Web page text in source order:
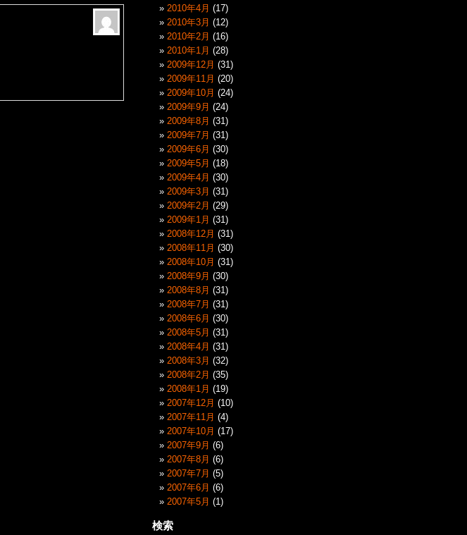
2010年4月 (17)
2010年3月 (12)
2010年2月 (16)
2010年1月 (28)
2009年12月 (31)
2009年11月 (20)
2009年10月 (24)
2009年9月 (24)
2009年8月 (31)
2009年7月 (31)
2009年6月 (30)
2009年5月 (18)
2009年4月 (30)
2009年3月 (31)
2009年2月 (29)
2009年1月 (31)
2008年12月 (31)
2008年11月 (30)
2008年10月 (31)
2008年9月 (30)
2008年8月 (31)
2008年7月 (31)
2008年6月 (30)
2008年5月 (31)
2008年4月 (31)
2008年3月 (32)
2008年2月 (35)
2008年1月 (19)
2007年12月 (10)
2007年11月 (4)
2007年10月 (17)
2007年9月 (6)
2007年8月 (6)
2007年7月 (5)
2007年6月 (6)
2007年5月 (1)
検索